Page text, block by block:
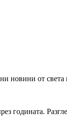
новини от
годината.